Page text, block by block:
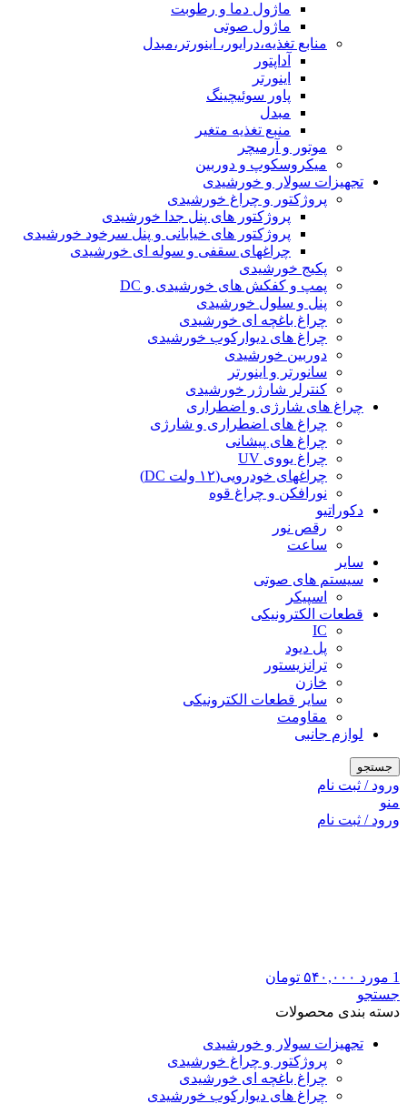
ماژول دما و رطوبت
ماژول صوتی
منابع تغذیه،درایور، اینورتر،مبدل
آداپتور
اینورتر
پاور سوئیچینگ
مبدل
منبع تغذیه متغیر
موتور و آرمیچر
میکروسکوپ و دوربین
تجهیزات سولار و خورشیدی
پروژکتور و چراغ خورشیدی
پروژکتور های پنل جدا خورشیدی
پروژکتور های خیابانی و پنل سرخود خورشیدی
چراغهای سقفی و سوله ای خورشیدی
پکیج خورشیدی
پمپ و کفکش های خورشیدی و DC
پنل و سلول خورشیدی
چراغ باغچه ای خورشیدی
چراغ های دیوارکوب خورشیدی
دوربین خورشیدی
سانورتر و اینورتر
کنترلر شارژر خورشیدی
چراغ های شارژی و اضطراری
چراغ های اضطراری و شارژی
چراغ های پیشانی
چراغ یووی UV
چراغهای خودرویی(۱۲ ولت DC)
نورافکن و چراغ قوه
دکوراتیو
رقص نور
ساعت
سایر
سیستم های صوتی
اسپیکر
قطعات الکترونیکی
IC
پل دیود
ترانزیستور
خازن
سایر قطعات الکترونیکی
مقاومت
لوازم جانبی
جستجو
ورود / ثبت نام
منو
ورود / ثبت نام
1 مورد ۵۴۰,۰۰۰ تومان
جستجو
دسته بندی محصولات
تجهیزات سولار و خورشیدی
پروژکتور و چراغ خورشیدی
چراغ باغچه ای خورشیدی
چراغ های دیوارکوب خورشیدی